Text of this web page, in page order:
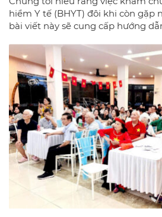
hiểm Y tế (BHYT) đôi khi còn gặp
bài viết này sẽ cung cấp hướng
quả nhất tại phòng khám đa
Nội.